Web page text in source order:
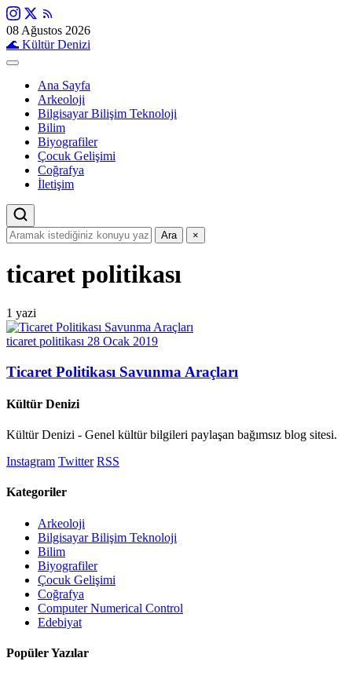
08 Ağustos 2026
🌊 Kültür Denizi
Ana Sayfa
Arkeoloji
Bilgisayar Bilişim Teknoloji
Bilim
Biyografiler
Çocuk Gelişimi
Coğrafya
İletişim
Ara ×
ticaret politikası
1 yazi
ticaret politikası 28 Ocak 2019
Ticaret Politikası Savunma Araçları
Kültür Denizi
Kültür Denizi - Genel kültür bilgileri paylaşan bağımsız blog sitesi.
Instagram Twitter RSS
Kategoriler
Arkeoloji
Bilgisayar Bilişim Teknoloji
Bilim
Biyografiler
Çocuk Gelişimi
Coğrafya
Computer Numerical Control
Edebiyat
Popüler Yazılar